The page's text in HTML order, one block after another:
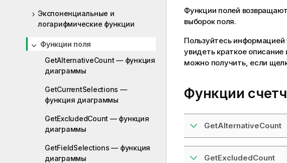
Экспоненциальные и
логарифмические функции
Функции поля
GetAlternativeCount — функция
диаграммы
GetCurrentSelections —
функция диаграммы
GetExcludedCount — функция
диаграммы
GetFieldSelections — функция
диаграммы
Функции полей
выборок поля.
Пользуйтесь
увидеть краткое
можно получить, если
Функции
GetAlternativeCount
GetExcludedCount